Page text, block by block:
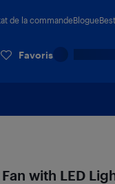
de la commandeBlogue
Favoris
with LED